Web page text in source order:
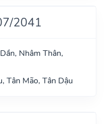
2041
Nhâm Thân,
Tân Mão, Tân Dậu